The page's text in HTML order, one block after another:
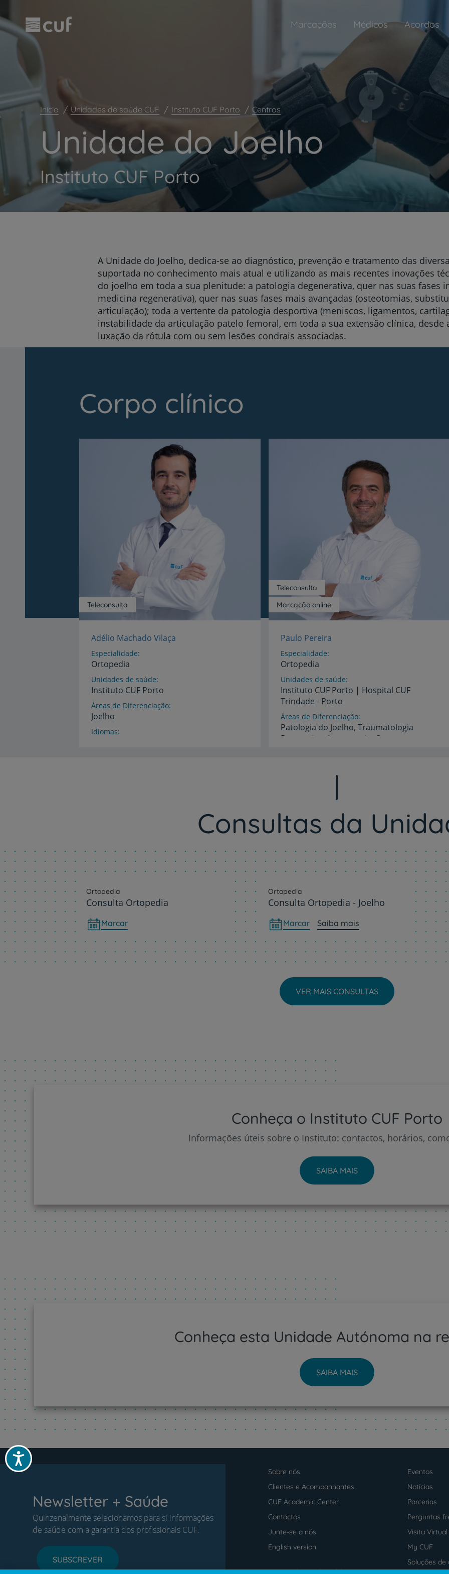
este
site
inclui
acessibilidade.
F11
para
deficiências
visuais
que
acessibilidade.
Acessibilidade
para
o
conteúdo
Marcações Médicos Acordos
Prevenção e bem-estar
Grandes Áreas da
Serviços CUF
Plano +CUF
My CUF
Clientes e acompanhantes
CUF Academic Center
Para profissionais
Sobre nós
Contacte-nos
Início Unidades de saúde CUF Instituto CUF Porto Centros
Unidade do Joelho
Instituto CUF Porto
A Unidade do Joelho, dedica-se ao diagnóstico, prevenção e tratamento das
suportada no conhecimento mais atual e utilizando as mais recentes inovações
do joelho em toda a sua plenitude: a patologia degenerativa, quer nas suas fases
medicina regenerativa), quer nas suas fases mais avançadas (osteotomias,
articulação); toda a vertente da patologia desportiva (meniscos, ligamentos,
instabilidade da articulação patelo femoral, em toda a sua extensão clínica,
luxação da rótula com ou sem lesões condrais associadas.
Corpo clínico
Teleconsulta
Adélio Machado Vilaça
Especialidade
Ortopedia
Unidades de saúde
Instituto CUF Porto
Áreas de Diferenciação
Joelho
Idiomas
Marcação online
Teleconsulta
Paulo Pereira
Especialidade
Ortopedia
Unidades de saúde
Instituto CUF Porto | Hospital CUF
Trindade - Porto
Áreas de Diferenciação
Patologia do Joelho, Traumatologia
Desportiva, Artroscopia. Gonartrose,
Francês,
Consultas da
Ortopedia
Consulta Ortopedia
Marcar
Ortopedia
Consulta Ortopedia - Joelho
Marcar Saiba mais
VER MAIS CONSULTAS
Conheça o Instituto CUF Porto
Informações úteis sobre o Instituto: contactos, horários,
SAIBA MAIS
Conheça esta Unidade Autónoma na
SAIBA MAIS
Newsletter + Saúde
Quinzenalmente selecionamos para si informações
de saúde com a garantia dos profissionais CUF.
SUBSCREVER
footer
Sobre nós
Eventos
Clientes e Acompanhantes
Notícias
CUF Academic Center
Parcerias
Contactos
Perguntas
Junte-se a nós
Visita Virtual
English version
My CUF
Intermediação de Crédito
Soluções de
saúde